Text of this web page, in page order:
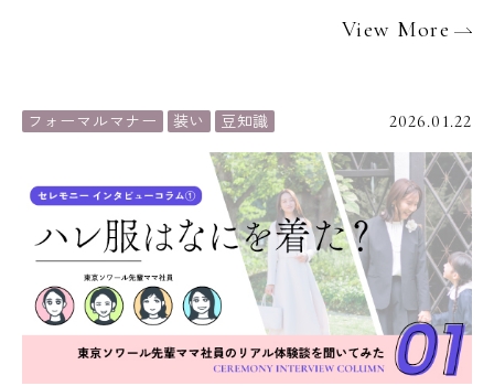
View More
フォーマルマナー 装い 豆知識 2026.01.22